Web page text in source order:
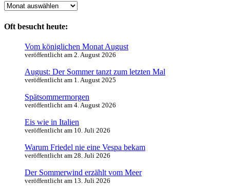
Archiv
Oft besucht heute:
Vom königlichen Monat August
veröffentlicht am 2. August 2026
August: Der Sommer tanzt zum letzten Mal
veröffentlicht am 1. August 2025
Spätsommermorgen
veröffentlicht am 4. August 2026
Eis wie in Italien
veröffentlicht am 10. Juli 2026
Warum Friedel nie eine Vespa bekam
veröffentlicht am 28. Juli 2026
Der Sommerwind erzählt vom Meer
veröffentlicht am 13. Juli 2026